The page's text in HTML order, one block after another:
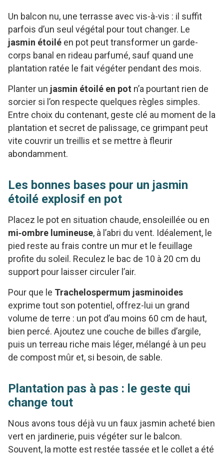
Un balcon nu, une terrasse avec vis-à-vis : il suffit
parfois d’un seul végétal pour tout changer. Le
jasmin étoilé en pot peut transformer un garde-
corps banal en rideau parfumé, sauf quand une
plantation ratée le fait végéter pendant des mois.
Planter un jasmin étoilé en pot n’a pourtant rien de
sorcier si l’on respecte quelques règles simples.
Entre choix du contenant, geste clé au moment de la
plantation et secret de palissage, ce grimpant peut
vite couvrir un treillis et se mettre à fleurir
abondamment.
Les bonnes bases pour un jasmin
étoilé explosif en pot
Placez le pot en situation chaude, ensoleillée ou en
mi‑ombre lumineuse, à l’abri du vent. Idéalement, le
pied reste au frais contre un mur et le feuillage
profite du soleil. Reculez le bac de 10 à 20 cm du
support pour laisser circuler l’air.
Pour que le Trachelospermum jasminoides
exprime tout son potentiel, offrez-lui un grand
volume de terre : un pot d’au moins 60 cm de haut,
bien percé. Ajoutez une couche de billes d’argile,
puis un terreau riche mais léger, mélangé à un peu
de compost mûr et, si besoin, de sable.
Plantation pas à pas : le geste qui
change tout
Nous avons tous déjà vu un faux jasmin acheté bien
vert en jardinerie, puis végéter sur le balcon.
Souvent, la motte est restée tassée et le collet a été